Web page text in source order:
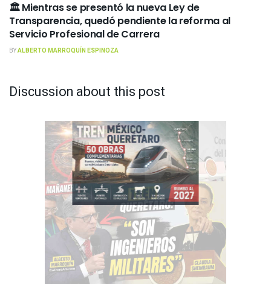
🏛️ Mientras se presentó la nueva Ley de
Transparencia, quedó pendiente la reforma al
Servicio Profesional de Carrera
BYALBERTO MARROQUÍN ESPINOZA
Discussion about this post